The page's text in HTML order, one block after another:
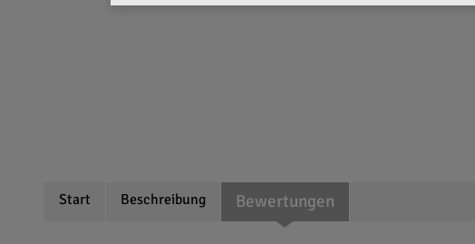
Start Beschreibung Bewertungen